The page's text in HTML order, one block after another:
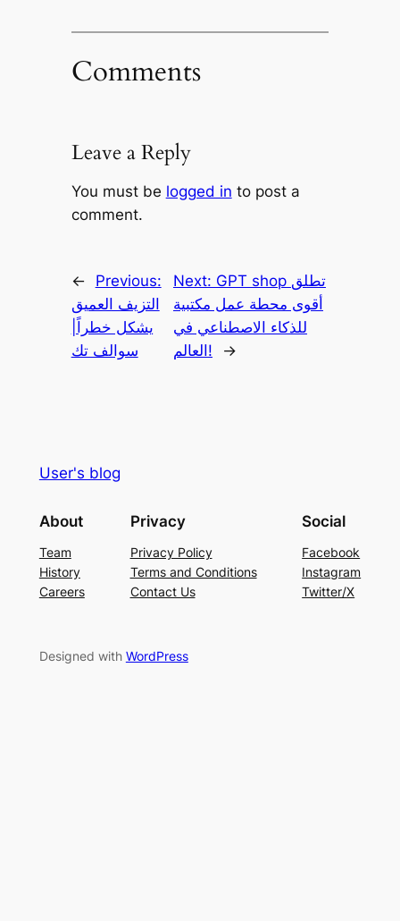
Comments
Leave a Reply
You must be logged in to post a
comment.
←
Previous:
التزيف العميق
يشكل خطراً|
سوالف تك
Next: GPT shop تطلق
أقوى محطة عمل مكتبية
للذكاء الاصطناعي في
العالم!
→
User's blog
About
Team
History
Careers
Privacy
Privacy Policy
Terms and Conditions
Contact Us
Social
Facebook
Instagram
Twitter/X
Designed with WordPress